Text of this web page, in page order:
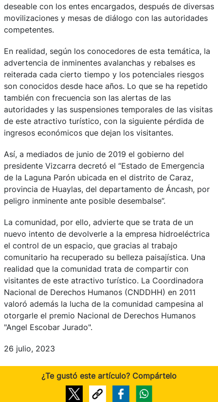
deseable con los entes encargados, después de diversas
movilizaciones y mesas de diálogo con las autoridades
competentes.
En realidad, según los conocedores de esta temática, la
advertencia de inminentes avalanchas y rebalses es
reiterada cada cierto tiempo y los potenciales riesgos
son conocidos desde hace años. Lo que se ha repetido
también con frecuencia son las alertas de las
autoridades y las suspensiones temporales de las visitas
de este atractivo turístico, con la siguiente pérdida de
ingresos económicos que dejan los visitantes.
Así, a mediados de junio de 2019 el gobierno del
presidente Vizcarra decretó el “Estado de Emergencia
de la Laguna Parón ubicada en el distrito de Caraz,
provincia de Huaylas, del departamento de Áncash, por
peligro inminente ante posible desembalse”.
La comunidad, por ello, advierte que se trata de un
nuevo intento de devolverle a la empresa hidroeléctrica
el control de un espacio, que gracias al trabajo
comunitario ha recuperado su belleza paisajística. Una
realidad que la comunidad trata de compartir con
visitantes de este atractivo turístico. La Coordinadora
Nacional de Derechos Humanos (CNDDHH) en 2011
valoró además la lucha de la comunidad campesina al
otorgarle el premio Nacional de Derechos Humanos
"Angel Escobar Jurado".
26 julio, 2023
¿Te gustó este artículo? Compártelo